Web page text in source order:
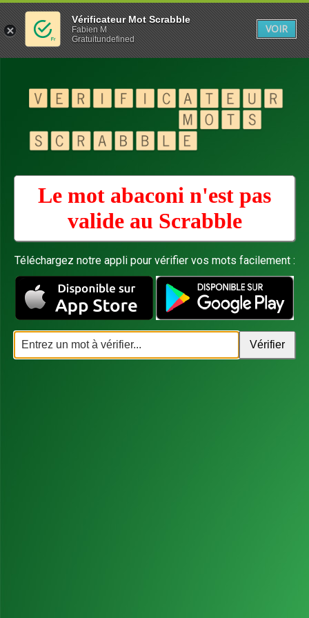
Le mot abaconi n'est pas
valide au Scrabble
Téléchargez notre appli pour vérifier vos mots facilement :
Vérificateur Mot Scrabble
Fabien M
Gratuitundefined
VOIR